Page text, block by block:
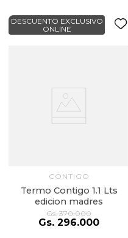
DESCUENTO EXCLUSIVO
ONLINE
CONTIGO
Termo Contigo 1.1 Lts
edicion madres
Gs. 370.000
Gs. 296.000